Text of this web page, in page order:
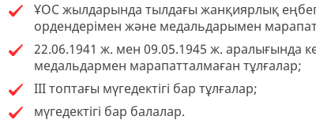
ҰОС жылдарында тылдағы жанқиярлық
ордендерімен және медальдарымен
22.06.1941 ж. мен 09.05.1945 ж. аралығында
медальдармен марапатталмаған тұлғалар;
III топтағы мүгедектігі бар тұлғалар;
мүгедектігі бар балалар.